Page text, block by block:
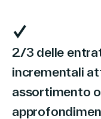
2/3 delle
incrementali
assortimento